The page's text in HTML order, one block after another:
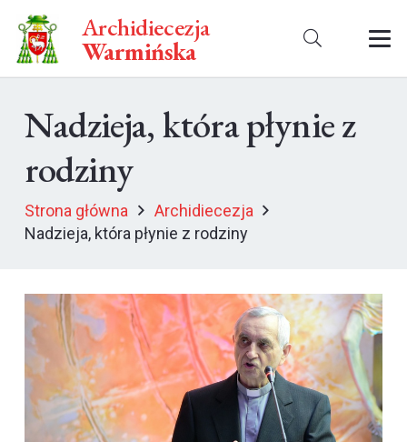
Archidiecezja
Warmińska
Nadzieja, która płynie z
rodziny
Strona główna
Archidiecezja
Nadzieja, która płynie z rodziny